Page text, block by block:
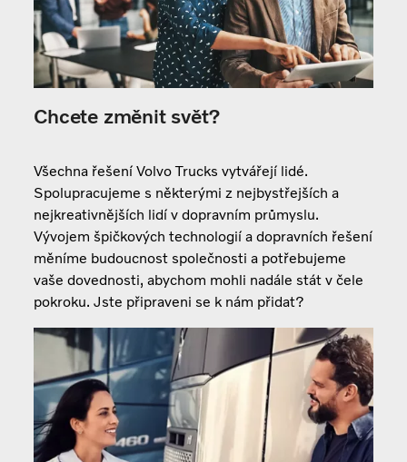
Chcete změnit svět?
Všechna řešení Volvo Trucks vytvářejí lidé.
Spolupracujeme s některými z nejbystřejších a
nejkreativnějších lidí v dopravním průmyslu.
Vývojem špičkových technologií a dopravních řešení
měníme budoucnost společnosti a potřebujeme
vaše dovednosti, abychom mohli nadále stát v čele
pokroku. Jste připraveni se k nám přidat?